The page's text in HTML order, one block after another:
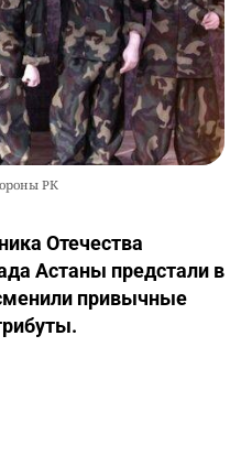
РК
Отечества
Астаны предстали в
привычные